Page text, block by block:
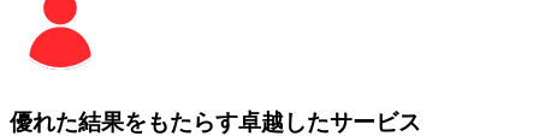
優れた結果をもたらす卓越したサービス